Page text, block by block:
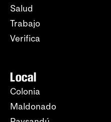
Salud
Trabajo
Verifica
Local
Colonia
Maldonado